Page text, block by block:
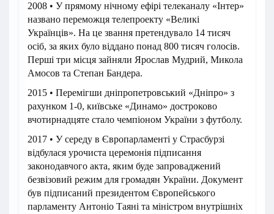
2008 • У прямому нічному ефірі телеканалу «Інтер»
названо переможця телепроекту «Великі
Українців». На це звання претендувало 14 тисяч
осіб, за яких було віддано понад 800 тисяч голосів.
Перші три місця зайняли Ярослав Мудрий, Микола
Амосов та Степан Бандера.
2015 • Перемігши дніпропетровський «Дніпро» з
рахунком 1-0, київське «Динамо» достроково
вчотирнадцяте стало чемпіоном України з футболу.
2017 • У середу в Європарламенті у Страсбурзі
відбулася урочиста церемонія підписання
законодавчого акта, яким буде запроваджений
безвізовий режим для громадян України. Документ
був підписаний президентом Європейського
парламенту Антоніо Таяні та міністром внутрішніх